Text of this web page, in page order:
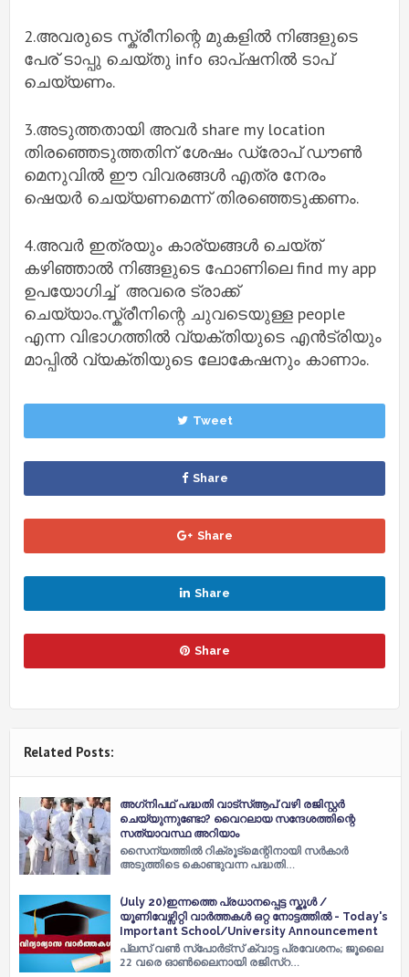
2.അവരുടെ സ്ക്രീനിന്റെ മുകളിൽ നിങ്ങളുടെ
പേര് ടാപ്പു ചെയ്തു info ഓപ്ഷനിൽ ടാപ്
ചെയ്യണം.
3.അടുത്തതായി അവർ share my location
തിരഞ്ഞെടുത്തതിന് ശേഷം ഡ്രോപ് ഡൗൺ
മെനുവിൽ ഈ വിവരങ്ങൾ എത്ര നേരം
ഷെയർ ചെയ്യണമെന്ന് തിരഞ്ഞെടുക്കണം.
4.അവർ ഇത്രയും കാര്യങ്ങൾ ചെയ്ത്
കഴിഞ്ഞാൽ നിങ്ങളുടെ ഫോണിലെ find my app
ഉപയോഗിച്ച് അവരെ ട്രാക്ക്
ചെയ്യാം.സ്ക്രീനിന്റെ ചുവടെയുള്ള people
എന്ന വിഭാഗത്തിൽ വ്യക്തിയുടെ എൻട്രിയും
മാപ്പിൽ വ്യക്തിയുടെ ലോകേഷനും കാണാം.
Tweet
Share
Share
Share
Share
Related Posts:
അഗ്‌നിപഥ് പദ്ധതി വാട്‌സ്‌ആപ് വഴി രജിസ്റ്റര്‍
ചെയ്യുന്നുണ്ടോ? വൈറലായ സന്ദേശത്തിന്റെ
സത്യാവസ്ഥ അറിയാം
സൈന്യത്തില്‍ റിക്രൂട്‌മെന്റിനായി സര്‍കാര്‍
അടുത്തിടെ കൊണ്ടുവന്ന പദ്ധതി…
(July 20)ഇന്നത്തെ പ്രധാനപ്പെട്ട സ്കൂൾ /
യൂണിവേഴ്സിറ്റി വാർത്തകൾ ഒറ്റ നോട്ടത്തിൽ - Today's
Important School/University Announcement
പ്ലസ് വണ്‍ സ്പോര്‍ട്സ് ക്വാട്ട പ്രവേശനം; ജൂലൈ
22 വരെ ഓണ്‍ലൈനായി രജിസ്റ…